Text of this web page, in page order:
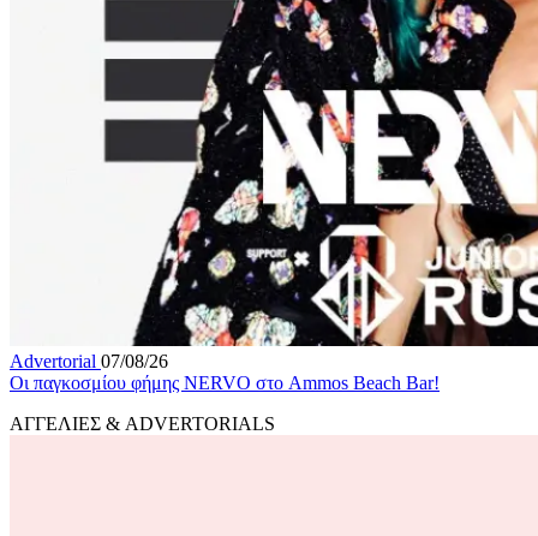
Advertorial 07/08/26
Οι παγκοσμίου φήμης NERVO στο Ammos Beach Bar!
ΑΓΓΕΛΙΕΣ & ADVERTORIALS